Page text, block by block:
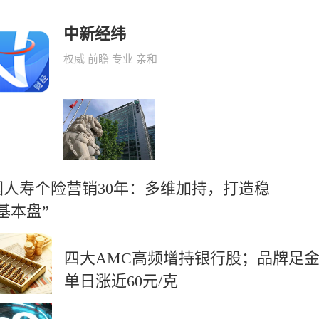
中新经纬
权威 前瞻 专业 亲和
寿个险营销30年：多维加持，打造稳
本盘”
四大AMC高频增持银行股；品牌足
单日涨近60元/克